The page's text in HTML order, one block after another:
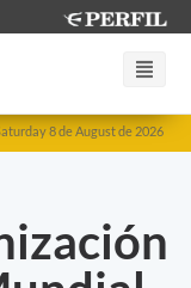
8 de August de 2026